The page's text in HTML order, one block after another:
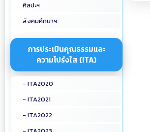
ศิลปะฯ
สังคมศึกษาฯ
การประเมินคุณธรรมและ
ความโปร่งใส (ITA)
- ITA2020
- ITA2021
- ITA2022